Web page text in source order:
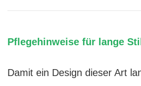
Pflegehinweise für lange
Damit ein Design dieser Art